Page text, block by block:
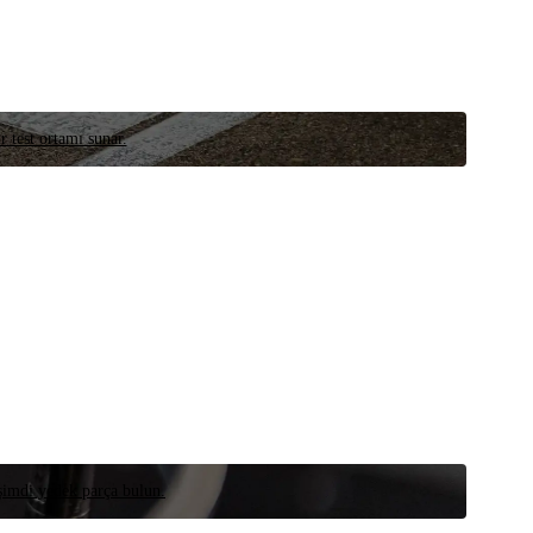
test ortamı sunar.
yedek parça bulun.